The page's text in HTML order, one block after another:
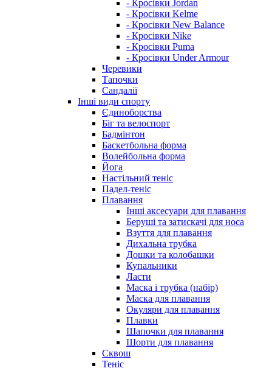
- Кросівки Jordan
- Кросівки Kelme
- Кросівки New Balance
- Кросівки Nike
- Кросівки Puma
- Кросівки Under Armour
Черевики
Тапочки
Сандалії
Інші види спорту
Єдиноборства
Біг та велоспорт
Бадмінтон
Баскетбольна форма
Волейбольна форма
Йога
Настільний теніс
Падел-теніс
Плавання
Інші аксесуари для плавання
Беруші та затискачі для носа
Взуття для плавання
Дихальна трубка
Дошки та колобашки
Купальники
Ласти
Маска і трубка (набір)
Маска для плавання
Окуляри для плавання
Плавки
Шапочки для плавання
Шорти для плавання
Сквош
Теніс